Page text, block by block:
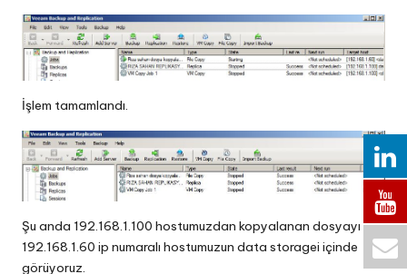
İşlem tamamlandı.
Şu anda 192.168.1.100 hostumuzdan kopyalanan dosyayı
192.168.1.60 ip numaralı hostumuzun data storagei içinde
görüyoruz.